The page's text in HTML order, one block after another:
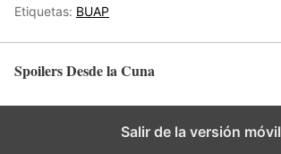
Etiquetas: BUAP
Spoilers Desde la Cuna
Salir de la versión móvil